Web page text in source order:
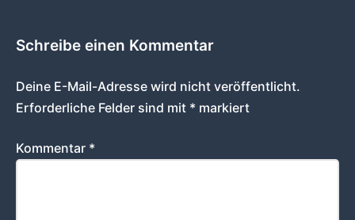
Schreibe einen Kommentar
Deine E-Mail-Adresse wird nicht veröffentlicht.
Erforderliche Felder sind mit * markiert
Kommentar *